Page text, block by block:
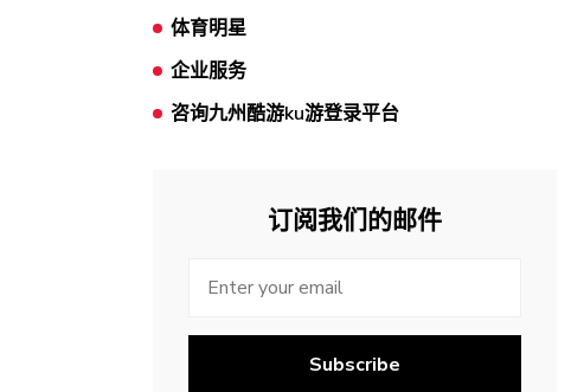
体育明星
企业服务
咨询九州酷游ku游登录平台
订阅我们的邮件
Subscribe